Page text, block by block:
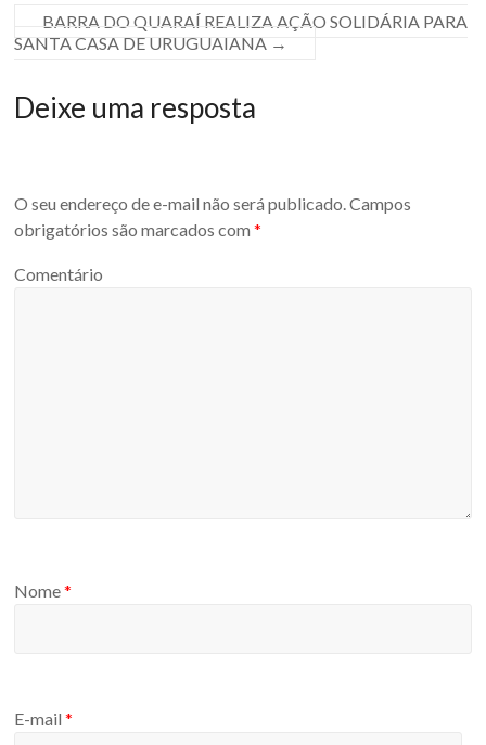
BARRA DO QUARAÍ REALIZA AÇÃO SOLIDÁRIA PARA
SANTA CASA DE URUGUAIANA →
Deixe uma resposta
O seu endereço de e-mail não será publicado. Campos
obrigatórios são marcados com*
Comentário
Nome*
E-mail*